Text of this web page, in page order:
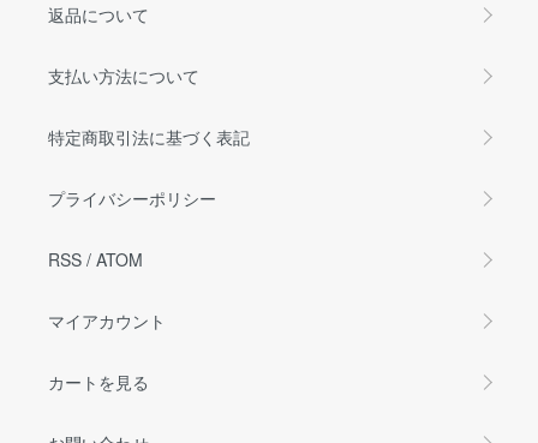
返品について
支払い方法について
特定商取引法に基づく表記
プライバシーポリシー
RSS / ATOM
マイアカウント
カートを見る